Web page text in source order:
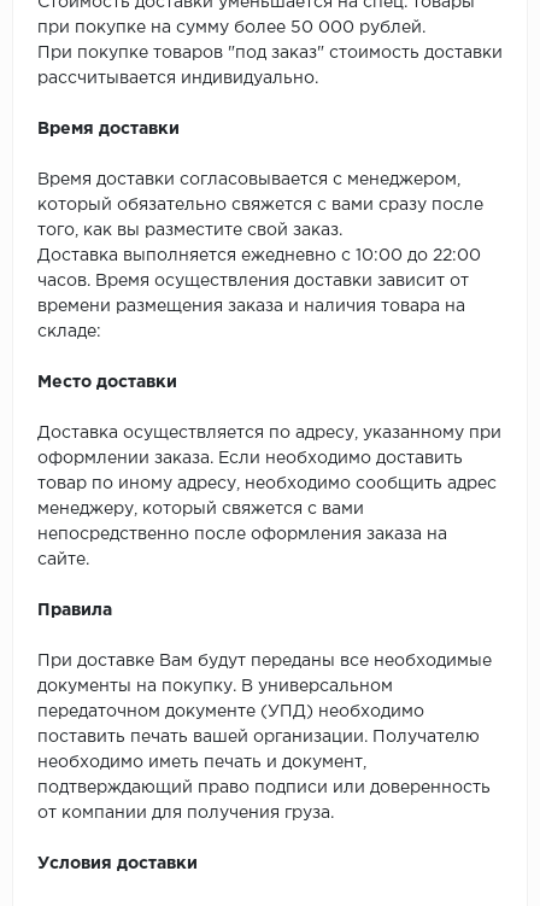
Wonderful Vinyl
при покупке на сумму более 50 000 рублей.
При покупке товаров "под заказ" стоимость доставки
рассчитывается индивидуально.
Время доставки
Время доставки согласовывается с менеджером,
который обязательно свяжется с вами сразу после
того, как вы разместите свой заказ.
Доставка выполняется ежедневно с 10:00 до 22:00
часов. Время осуществления доставки зависит от
времени размещения заказа и наличия товара на
складе:
Место доставки
Доставка осуществляется по адресу, указанному при
оформлении заказа. Если необходимо доставить
товар по иному адресу, необходимо сообщить адрес
менеджеру, который свяжется с вами
непосредственно после оформления заказа на
сайте.
Правила
При доставке Вам будут переданы все необходимые
документы на покупку. В универсальном
передаточном документе (УПД) необходимо
поставить печать вашей организации. Получателю
необходимо иметь печать и документ,
подтверждающий право подписи или доверенность
от компании для получения груза.
Условия доставки